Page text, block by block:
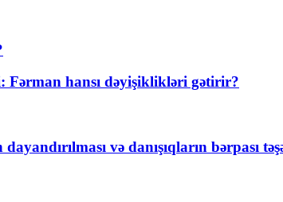
Fərman hansı dəyişiklikləri gətirir?
və danışıqların bərpası